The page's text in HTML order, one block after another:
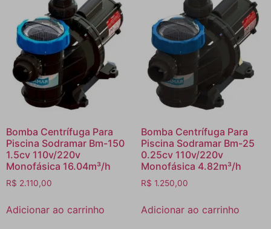
Bomba Centrífuga Para
Piscina Sodramar Bm-150
1.5cv 110v/220v
Monofásica 16.04m³/h
R$ 2.110,00
Adicionar ao carrinho
Bomba Centrífuga Para
Piscina Sodramar Bm-25
0.25cv 110v/220v
Monofásica 4.82m³/h
R$ 1.250,00
Adicionar ao carrinho